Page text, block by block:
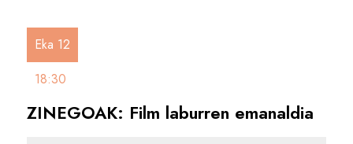
Eka 12
18:30
ZINEGOAK: Film laburren emanaldia